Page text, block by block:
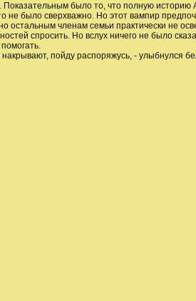
было то, что полную
не было сверхважно. Но этот вампир
остальным членам семьи практически не
спросить. Но вслух ничего не было
накрывают, пойду распоряжусь, - улыбнулся